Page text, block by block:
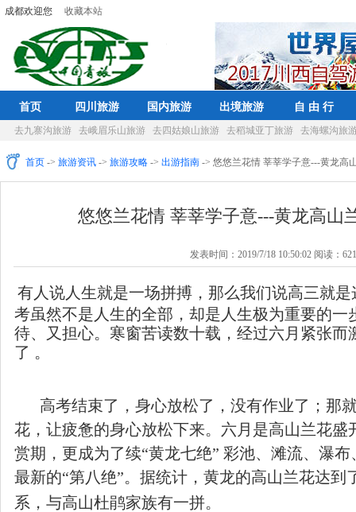
成都欢迎您 收藏本站
首页 四川旅游 国内旅游 出境旅游 自 由 行
去九寨沟旅游 去峨眉乐山旅游 去四姑娘山旅游 去稻城亚丁旅游 去海螺沟旅
首页 -> 旅游资讯 -> 旅游攻略 -> 出游指南 -> 悠悠兰花情 莘莘学子意---黄龙高
悠悠兰花情 莘莘学子意---黄龙高山
发表时间：2019/7/18 10:50:02 阅读：
有人说人生就是一场拼搏，那么我们说高三就
考虽然不是人生的全部，却是人生极为重要的一
待、又担心。寒窗苦读数十载，经过六月紧张而
了 。
高考结束了，身心放松了，没有作业了；那
花，让疲惫的身心放松下来。六月是高山兰花盛
赏期，更成为了续“黄龙七绝” 彩池、滩流、瀑
最新的“第八绝”。据统计，黄龙的高山兰花达到
系，与高山杜鹃家族有一拼。